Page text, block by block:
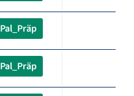
Pal_Präp
Pal_Präp